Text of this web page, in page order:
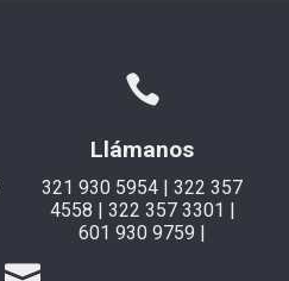
Llámanos
321 930 5954 | 322 357
4558 | 322 357 3301 |
601 930 9759 |